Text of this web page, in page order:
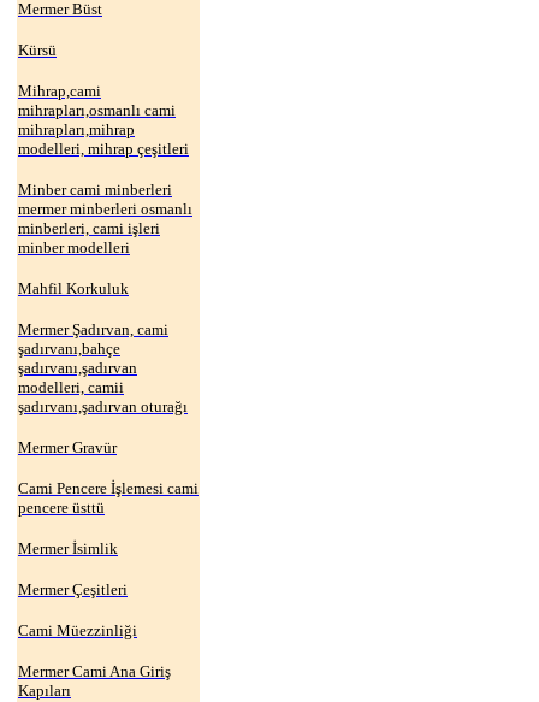
Mermer Büst
Kürsü
Mihrap,cami
mihrapları,osmanlı cami
mihrapları,mihrap
modelleri, mihrap çeşitleri
Minber cami minberleri
mermer minberleri osmanlı
minberleri, cami işleri
minber modelleri
Mahfil Korkuluk
Mermer Şadırvan, cami
şadırvanı,bahçe
şadırvanı,şadırvan
modelleri, camii
şadırvanı,şadırvan oturağı
Mermer Gravür
Cami Pencere İşlemesi cami
pencere üsttü
Mermer İsimlik
Mermer Çeşitleri
Cami Müezzinliği
Mermer Cami Ana Giriş
Kapıları